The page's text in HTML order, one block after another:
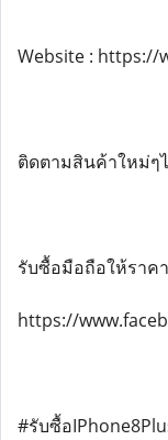
Website : https://
ติดตามสินค้าใหม่ๆ
รับซื้อมือถือให้ราค
https://
#รับซื้อ